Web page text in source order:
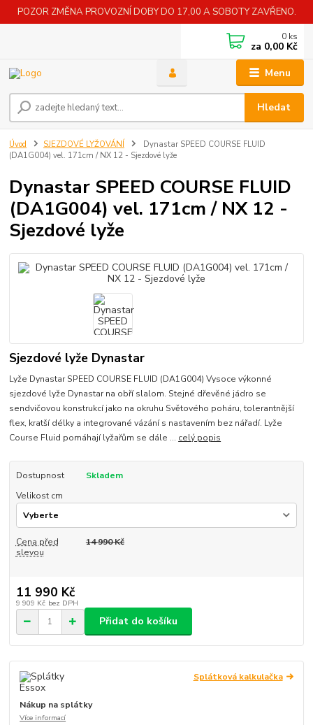
POZOR ZMĚNA PROVOZNÍ DOBY DO 17,00 A SOBOTY ZAVŘENO.
Menu
Hledat
0 ks
za 0,00 Kč
Úvod SJEZDOVÉ LYŽOVÁNÍ
Dynastar SPEED COURSE FLUID
(DA1G004) vel. 171cm / NX 12 - Sjezdové lyže
Dynastar SPEED COURSE FLUID
(DA1G004) vel. 171cm / NX 12 -
Sjezdové lyže
Sjezdové lyže Dynastar
Lyže Dynastar SPEED COURSE FLUID (DA1G004) Vysoce výkonné
sjezdové lyže Dynastar na obří slalom. Stejné dřevěné jádro se
sendvičovou konstrukcí jako na okruhu Světového poháru, tolerantnější
flex, kratší délky a integrované vázání s nastavením bez nářadí. Lyže
Course Fluid pomáhají lyžařům se dále ... celý popis
Dostupnost
Skladem
Velikost cm
Cena před
slevou
14 990 Kč
11 990 Kč
9 909 Kč bez DPH
Přidat do košíku
Splátková kalkulačka
Nákup na splátky
Více informací